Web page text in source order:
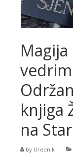
knjiga
na
by Urednik |